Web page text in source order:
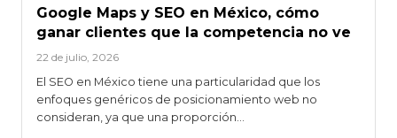
Google Maps y SEO en México, cómo
ganar clientes que la competencia no ve
22 de julio, 2026
El SEO en México tiene una particularidad que los
enfoques genéricos de posicionamiento web no
consideran, ya que una proporción…